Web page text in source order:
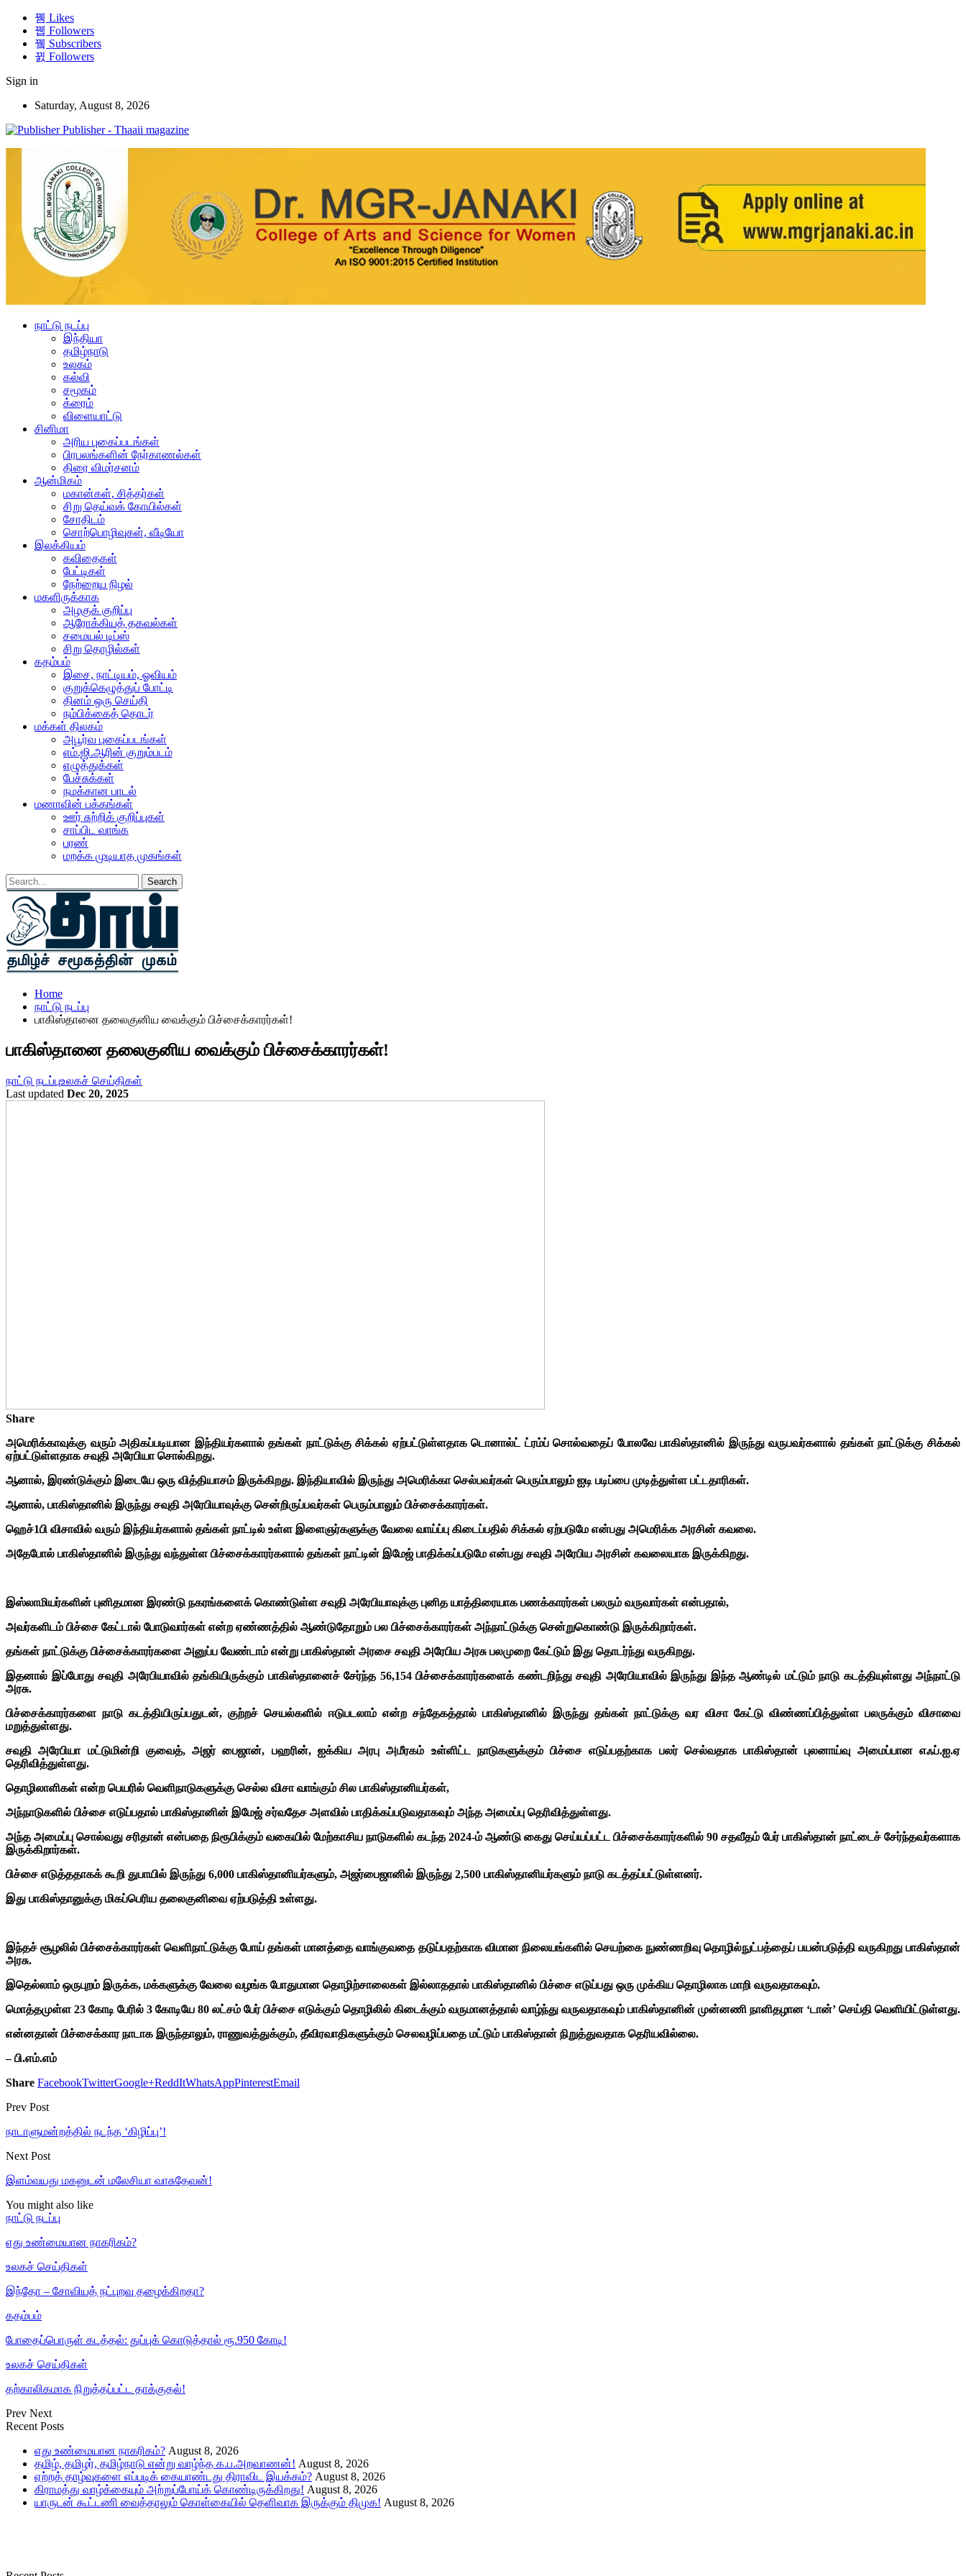
Likes
Followers
Subscribers
Followers
Sign in
Saturday, August 8, 2026
Publisher - Thaaii magazine
நாட்டு நடப்பு
இந்தியா
தமிழ்நாடு
உலகம்
கல்வி
சமூகம்
க்ரைம்
விளையாட்டு
சினிமா
அரிய புகைப்படங்கள்
பிரபலங்களின் நேர்காணல்கள்
திரை விமர்சனம்
ஆன்மிகம்
மகான்கள், சித்தர்கள்
சிறு தெய்வக் கோயில்கள்
சோதிடம்
சொற்பொழிவுகள், வீடியோ
இலக்கியம்
கவிதைகள்
பேட்டிகள்
நேற்றைய நிழல்
மகளிருக்காக
அழகுக் குறிப்பு
ஆரோக்கியத் தகவல்கள்
சமையல் டிப்ஸ்
சிறு தொழில்கள்
கதம்பம்
இசை, நாட்டியம், ஓவியம்
குறுக்கெழுத்துப் போட்டி
தினம் ஒரு செய்தி
நம்பிக்கைத் தொடர்
மக்கள் திலகம்
அபூர்வ புகைப்படங்கள்
எம்.ஜி.ஆரின் குறும்படம்
எழுத்துக்கள்
பேச்சுக்கள்
நமக்கான பாடல்
மணாவின் பக்கங்கள்
ஊர் சுற்றிக் குறிப்புகள்
சாப்பிட வாங்க
பரண்
மறக்க முடியாத முகங்கள்
Home
நாட்டு நடப்பு
பாகிஸ்தானை தலைகுனிய வைக்கும் பிச்சைக்காரர்கள்!
பாகிஸ்தானை தலைகுனிய வைக்கும் பிச்சைக்காரர்கள்!
நாட்டு நடப்புஉலகச் செய்திகள்
Last updated Dec 20, 2025
Share
அமெரிக்காவுக்கு வரும் அதிகப்படியான இந்தியர்களால் தங்கள் நாட்டுக்கு சிக்கல் ஏற்பட்டுள்ளதாக டொனால்ட் ட்ரம்ப் சொல்வதைப் போலவே பாகிஸ்தானில் இருந்து வருபவர்களால் தங்கள் நாட்டுக்கு சிக்கல்
ஏற்பட்டுள்ளதாக சவுதி அரேபியா சொல்கிறது.
ஆனால், இரண்டுக்கும் இடையே ஒரு வித்தியாசம் இருக்கிறது. இந்தியாவில் இருந்து அமெரிக்கா செல்பவர்கள் பெரும்பாலும் ஐடி படிப்பை முடித்துள்ள பட்டதாரிகள்.
ஆனால், பாகிஸ்தானில் இருந்து சவுதி அரேபியாவுக்கு சென்றிருப்பவர்கள் பெரும்பாலும் பிச்சைக்காரர்கள்.
ஹெச்1பி விசாவில் வரும் இந்தியர்களால் தங்கள் நாட்டில் உள்ள இளைஞர்களுக்கு வேலை வாய்ப்பு கிடைப்பதில் சிக்கல் ஏற்படுமே என்பது அமெரிக்க அரசின் கவலை.
அதேபோல் பாகிஸ்தானில் இருந்து வந்துள்ள பிச்சைக்காரர்களால் தங்கள் நாட்டின் இமேஜ் பாதிக்கப்படுமே என்பது சவுதி அரேபிய அரசின் கவலையாக இருக்கிறது.
இஸ்லாமியர்களின் புனிதமான இரண்டு நகரங்களைக் கொண்டுள்ள சவுதி அரேபியாவுக்கு புனித யாத்திரையாக பணக்காரர்கள் பலரும் வருவார்கள் என்பதால்,
அவர்களிடம் பிச்சை கேட்டால் போடுவார்கள் என்ற ஏண்ணத்தில் ஆண்டுதோறும் பல பிச்சைக்காரர்கள் அந்நாட்டுக்கு சென்றுகொண்டு இருக்கிறார்கள்.
தங்கள் நாட்டுக்கு பிச்சைக்காரர்களை அனுப்ப வேண்டாம் என்று பாகிஸ்தான் அரசை சவுதி அரேபிய அரசு பலமுறை கேட்டும் இது தொடர்ந்து வருகிறது.
இதனால் இப்போது சவுதி அரேபியாவில் தங்கியிருக்கும் பாகிஸ்தானைச் சேர்ந்த 56,154 பிச்சைக்காரர்களைக் கண்டறிந்து சவுதி அரேபியாவில் இருந்து இந்த ஆண்டில் மட்டும் நாடு கடத்தியுள்ளது அந்நாட்டு
அரசு.
பிச்சைக்காரர்களை நாடு கடத்தியிருப்பதுடன், குற்றச் செயல்களில் ஈடுபடலாம் என்ற சந்தேகத்தால் பாகிஸ்தானில் இருந்து தங்கள் நாட்டுக்கு வர விசா கேட்டு விண்ணப்பித்துள்ள பலருக்கும் விசாவை
மறுத்துள்ளது.
சவுதி அரேபியா மட்டுமின்றி குவைத், அஜர் பைஜான், பஹரின், ஐக்கிய அரபு அமீரகம் உள்ளிட்ட நாடுகளுக்கும் பிச்சை எடுப்பதற்காக பலர் செல்வதாக பாகிஸ்தான் புலனாய்வு அமைப்பான எஃப்.ஐ.ஏ
தெரிவித்துள்ளது.
தொழிலாளிகள் என்ற பெயரில் வெளிநாடுகளுக்கு செல்ல விசா வாங்கும் சில பாகிஸ்தானியர்கள்,
அந்நாடுகளில் பிச்சை எடுப்பதால் பாகிஸ்தானின் இமேஜ் சர்வதேச அளவில் பாதிக்கப்படுவதாகவும் அந்த அமைப்பு தெரிவித்துள்ளது.
அந்த அமைப்பு சொல்வது சரிதான் என்பதை நிரூபிக்கும் வகையில் மேற்காசிய நாடுகளில் கடந்த 2024-ம் ஆண்டு கைது செய்யப்பட்ட பிச்சைக்காரர்களில் 90 சதவீதம் பேர் பாகிஸ்தான் நாட்டைச் சேர்ந்தவர்களாக
இருக்கிறார்கள்.
பிச்சை எடுத்ததாகக் கூறி துபாயில் இருந்து 6,000 பாகிஸ்தானியர்களும், அஜர்பைஜானில் இருந்து 2,500 பாகிஸ்தானியர்களும் நாடு கடத்தப்பட்டுள்ளனர்.
இது பாகிஸ்தானுக்கு மிகப்பெரிய தலைகுனிவை ஏற்படுத்தி உள்ளது.
இந்தச் சூழலில் பிச்சைக்காரர்கள் வெளிநாட்டுக்கு போய் தங்கள் மானத்தை வாங்குவதை தடுப்பதற்காக விமான நிலையங்களில் செயற்கை நுண்ணறிவு தொழில்நுட்பத்தைப் பயன்படுத்தி வருகிறது பாகிஸ்தான்
அரசு.
இதெல்லாம் ஒருபுறம் இருக்க, மக்களுக்கு வேலை வழங்க போதுமான தொழிற்சாலைகள் இல்லாததால் பாகிஸ்தானில் பிச்சை எடுப்பது ஒரு முக்கிய தொழிலாக மாறி வருவதாகவும்.
மொத்தமுள்ள 23 கோடி பேரில் 3 கோடியே 80 லட்சம் பேர் பிச்சை எடுக்கும் தொழிலில் கிடைக்கும் வருமானத்தால் வாழ்ந்து வருவதாகவும் பாகிஸ்தானின் முன்னணி நாளிதழான ‘டான்’ செய்தி வெளியிட்டுள்ளது.
என்னதான் பிச்சைக்கார நாடாக இருந்தாலும், ராணுவத்துக்கும், தீவிரவாதிகளுக்கும் செலவழிப்பதை மட்டும் பாகிஸ்தான் நிறுத்துவதாக தெரியவில்லை.
– பி.எம்.எம்
Share FacebookTwitterGoogle+ReddItWhatsAppPinterestEmail
Prev Post
நாடாளுமன்றத்தில் நடந்த ‘கிழிப்பு’!
Next Post
இளம்வயது மகனுடன் மலேசியா வாசுதேவன்!
You might also like
நாட்டு நடப்பு
எது உண்மையான நாகரிகம்?
உலகச் செய்திகள்
இந்தோ – சோவியத் நட்புறவு தழைக்கிறதா?
கதம்பம்
போதைப்பொருள் கடத்தல்: துப்புக் கொடுத்தால் ரூ.950 கோடி!
உலகச் செய்திகள்
தற்காலிகமாக நிறுத்தப்பட்ட தாக்குதல்!
Prev Next
Recent Posts
எது உண்மையான நாகரிகம்? August 8, 2026
தமிழ், தமிழர், தமிழ்நாடு என்று வாழ்ந்த க.ப.அறவாணன்! August 8, 2026
ஏற்றத் தாழ்வுகளை எப்படிக் கையாண்டது திராவிட இயக்கம்? August 8, 2026
கிராமத்து வாழ்க்கையும் அற்றுப்போய்க் கொண்டிருக்கிறது! August 8, 2026
யாருடன் கூட்டணி வைத்தாலும் கொள்கையில் தெளிவாக இருக்கும் திமுக! August 8, 2026